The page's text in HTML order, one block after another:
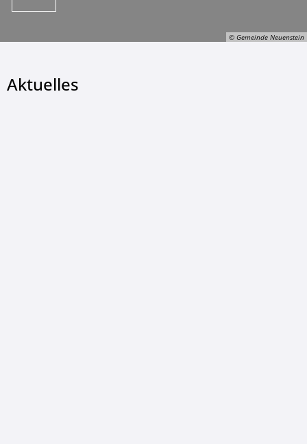
© Gemeinde Neuenstein
Aktuelles